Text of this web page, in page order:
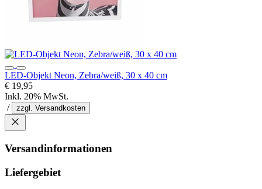
LED-Objekt Neon, Zebra/weiß, 30 x 40 cm
€ 19,95
Inkl. 20% MwSt.
/
zzgl. Versandkosten
Versandinformationen
Liefergebiet